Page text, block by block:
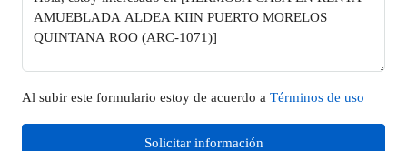
Al subir este formulario estoy de acuerdo a Términos de uso
Solicitar información